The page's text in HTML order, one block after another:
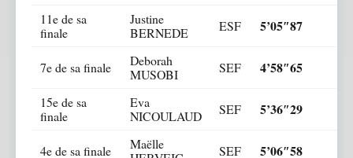
11e de sa
finale
Justine
BERNEDE
ESF 5’05″87
7e de sa finale
Deborah
MUSOBI
SEF 4’58″65
15e de sa
finale
Eva
NICOULAUD
SEF 5’36″29
4e de sa finale
Maëlle
SEF 5’06″58